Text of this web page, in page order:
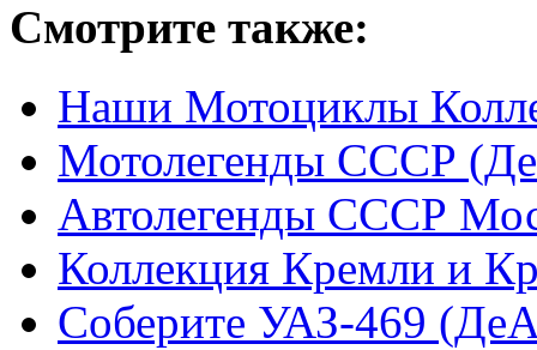
Смотрите также:
Наши Мотоциклы
Мотолегенды СССР
Автолегенды СССР
Коллекция Кремли и
Соберите УАЗ-469